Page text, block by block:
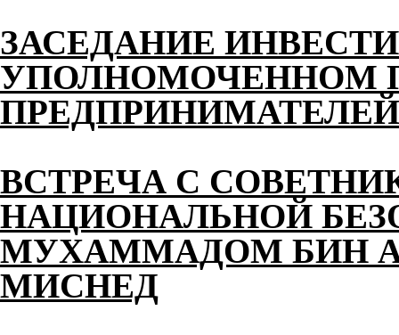
ЗАСЕДАНИЕ
УПОЛНОМОЧЕННОМ
ВСТРЕЧА С
НАЦИОНАЛЬНОЙ
МУХАММАДОМ БИН
МИСНЕД